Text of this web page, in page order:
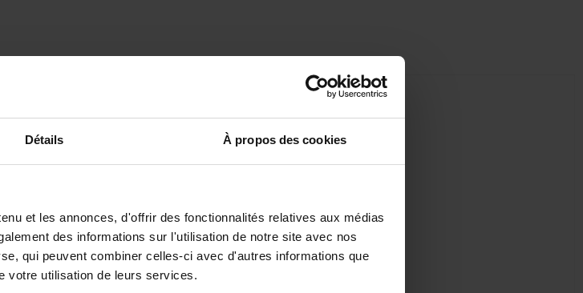
Détails À propos des cookies
et les annonces, d'offrir des fonctionnalités relatives aux médias
des informations sur l'utilisation de notre site avec nos
qui peuvent combiner celles-ci avec d'autres informations que
votre utilisation de leurs services.